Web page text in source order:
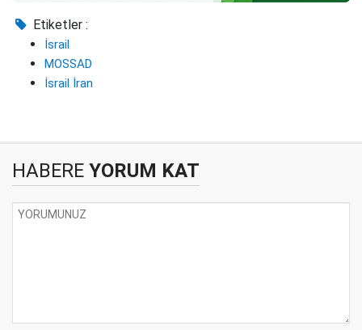
Etiketler :
İsrail
MOSSAD
İsrail İran
HABERE YORUM KAT